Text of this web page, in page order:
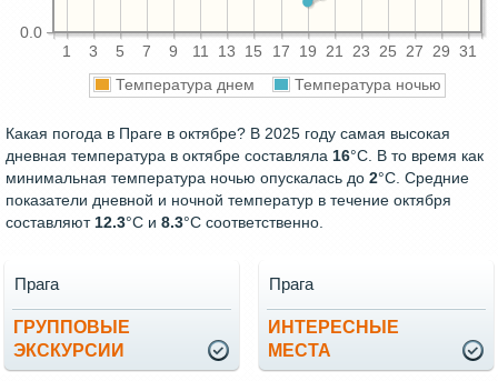
1 3 5 7 9 11 13 15 17 19 21 23 25 27 29 31
0.0
Температура днем Температура ночью
Какая погода в Праге в октябре? В 2025 году самая высокая
дневная температура в октябре составляла 16°С. В то время как
минимальная температура ночью опускалась до 2°C. Средние
показатели дневной и ночной температур в течение октября
составляют12.3°С и 8.3°С соответственно.
ГРУППОВЫЕ
ЭКСКУРСИИ
Прага
ИНТЕРЕСНЫЕ
МЕСТА
Прага